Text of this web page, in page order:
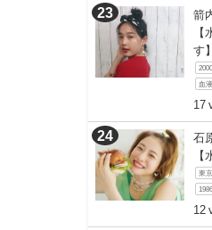
箭
【
す】
血
17
石
【
東
12